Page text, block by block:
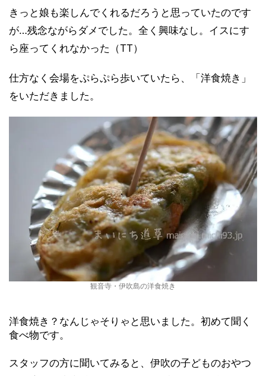
きっと娘も楽しんでくれるだろうと思っていたのです
が…残念ながらダメでした。全く興味なし。イスにす
ら座ってくれなかった（TT）
仕方なく会場をぷらぷら歩いていたら、「洋食焼き」
をいただきました。
観音寺・伊吹島の洋食焼き
洋食焼き？なんじゃそりゃと思いました。初めて聞く
食べ物です。
スタッフの方に聞いてみると、伊吹の子どものおやつ